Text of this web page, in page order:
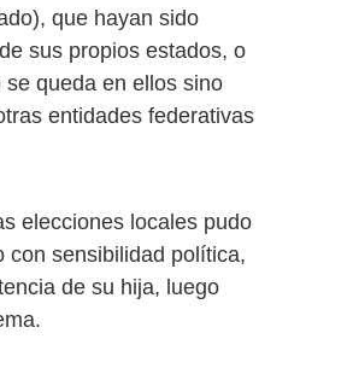
que hayan sido
sus propios estados, o
queda en ellos sino
entidades federativas
elecciones locales pudo
con sensibilidad política,
de su hija, luego